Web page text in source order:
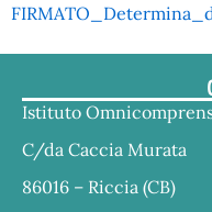
Istituto
C/da Caccia Murata
86016 – Riccia (CB)